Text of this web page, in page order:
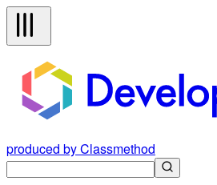
produced by Classmethod